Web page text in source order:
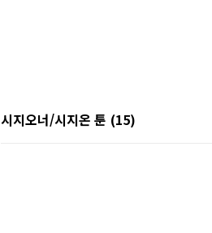
시지오너/시지온 툰 (15)